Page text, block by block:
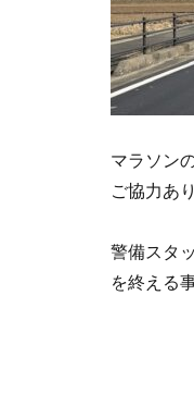
マラソン
ご協力あ
警備スタ
を終える